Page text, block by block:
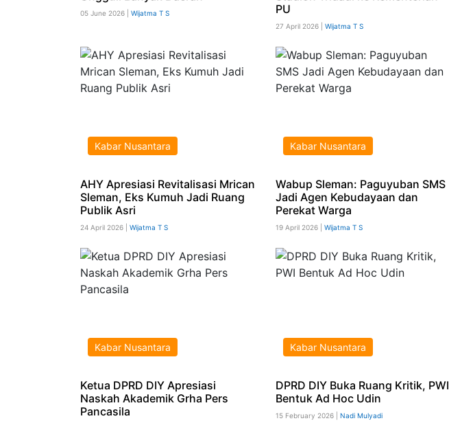
05 June 2026 | Wijatma T S
PU
27 April 2026 | Wijatma T S
Kabar Nusantara
AHY Apresiasi Revitalisasi Mrican
Sleman, Eks Kumuh Jadi Ruang
Publik Asri
24 April 2026 | Wijatma T S
Kabar Nusantara
Wabup Sleman: Paguyuban SMS
Jadi Agen Kebudayaan dan
Perekat Warga
19 April 2026 | Wijatma T S
Kabar Nusantara
Ketua DPRD DIY Apresiasi
Naskah Akademik Grha Pers
Pancasila
Kabar Nusantara
DPRD DIY Buka Ruang Kritik, PWI
Bentuk Ad Hoc Udin
15 February 2026 | Nadi Mulyadi